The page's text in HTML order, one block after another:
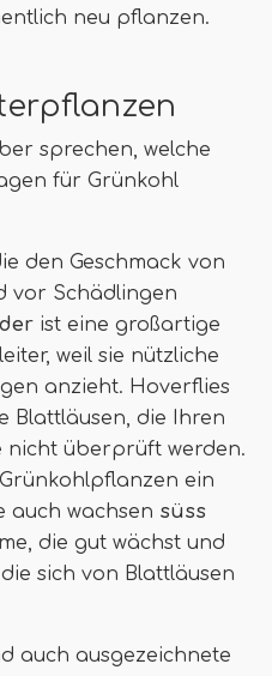
neu pflanzen.
sprechen, welche
für Grünkohl
den Geschmack von
vor Schädlingen
ist eine großartige
weil sie nützliche
anzieht. Hoverflies
Blattläusen, die Ihren
nicht überprüft werden.
ein
auch wachsen süss
die gut wächst und
sich von Blattläusen
auch ausgezeichnete